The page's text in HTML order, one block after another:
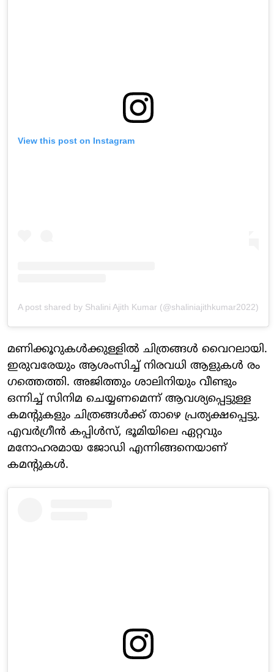
View this post on Instagram
A post shared by Shalini Ajith Kumar (@shaliniajithkumar2022)
മണിക്കൂറുകൾക്കുള്ളിൽ ചിത്രങ്ങൾ വൈറലായി.
ഇരുവരേയും ആശംസിച്ച് നിരവധി ആളുകൾ രം​
ഗത്തെത്തി. അജിത്തും ശാലിനിയും വീണ്ടും
ഒന്നിച്ച് സിനിമ ചെയ്യണമെന്ന് ആവശ്യപ്പെട്ടുള്ള
കമന്റുകളും ചിത്രങ്ങൾക്ക് താഴെ പ്രത്യക്ഷപ്പെട്ടു.
എവർ​ഗ്രീൻ കപ്പിൾസ്, ഭൂമിയിലെ ഏറ്റവും
മനോഹരമായ ജോഡി എന്നിങ്ങനെയാണ്
കമന്റുകൾ.